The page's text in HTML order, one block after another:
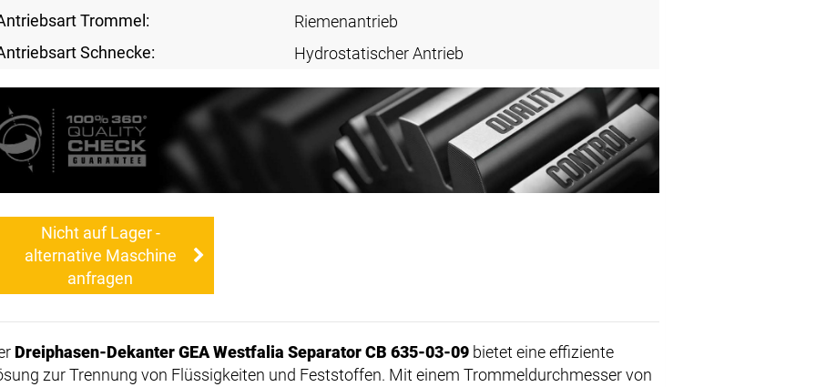
Trommel:
Riemenantrieb
Schnecke:
Hydrostatischer Antrieb
Nicht auf Lager -
alternative Maschine
anfragen
Dreiphasen-Dekanter GEA Westfalia Separator CB 635-03-09 bietet eine effiziente
zur Trennung von Flüssigkeiten und Feststoffen. Mit einem Trommeldurchmesser von